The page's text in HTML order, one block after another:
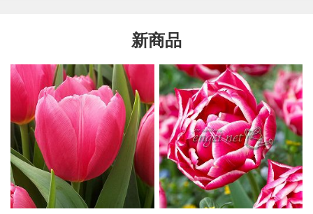
新商品